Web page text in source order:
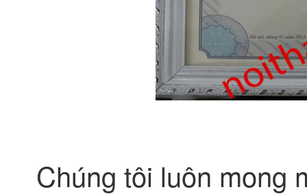
Chúng tôi luôn mong